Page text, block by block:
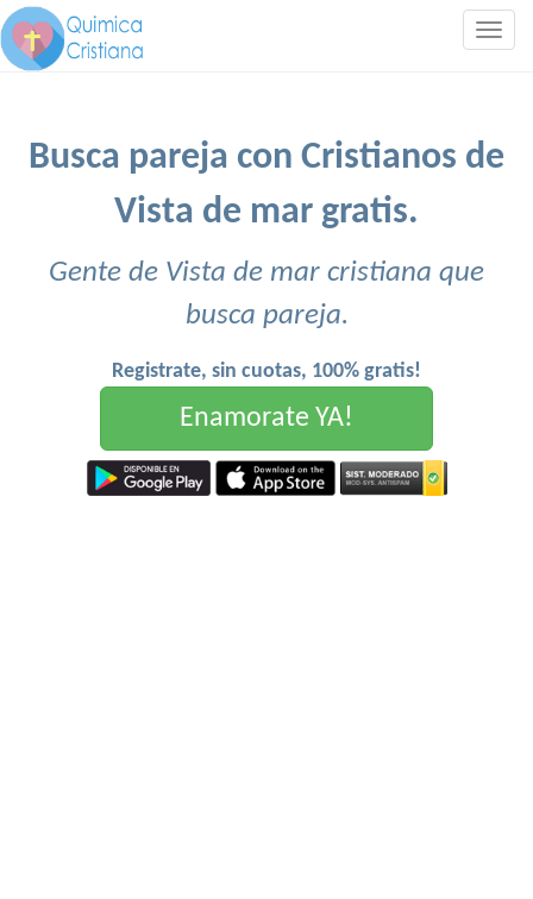
Busca pareja con Cristianos de
Vista de mar gratis.
Gente de Vista de mar cristiana que
busca pareja.
Registrate, sin cuotas, 100% gratis!
Enamorate YA!